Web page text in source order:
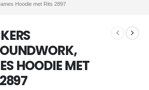
Hoodie met Rits 2897
HOODIE MET